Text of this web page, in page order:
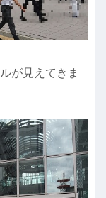
が見えてきま